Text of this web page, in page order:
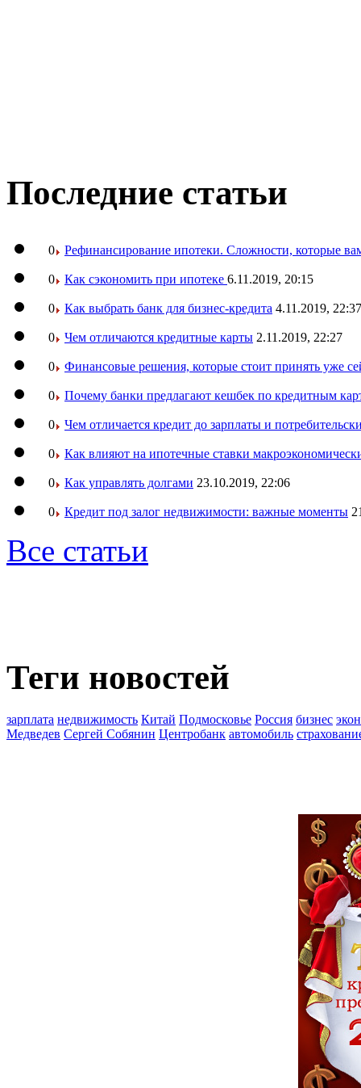
Последние статьи
0 Рефинансирование ипотеки. Сложности, которые
0 Как сэкономить при ипотеке 6.11.2019, 20:15
0 Как выбрать банк для бизнес-кредита 4.11.2019, 22:37
0 Чем отличаются кредитные карты 2.11.2019, 22:27
0 Финансовые решения, которые стоит принять уже
0 Почему банки предлагают кешбек по кредитным
0 Чем отличается кредит до зарплаты и
0 Как влияют на ипотечные ставки
0 Как управлять долгами 23.10.2019, 22:06
0 Кредит под залог недвижимости: важные моменты
Все статьи
Теги новостей
зарплата недвижимость Китай Подмосковье Россия бизнес
Медведев Сергей Собянин Центробанк автомобиль